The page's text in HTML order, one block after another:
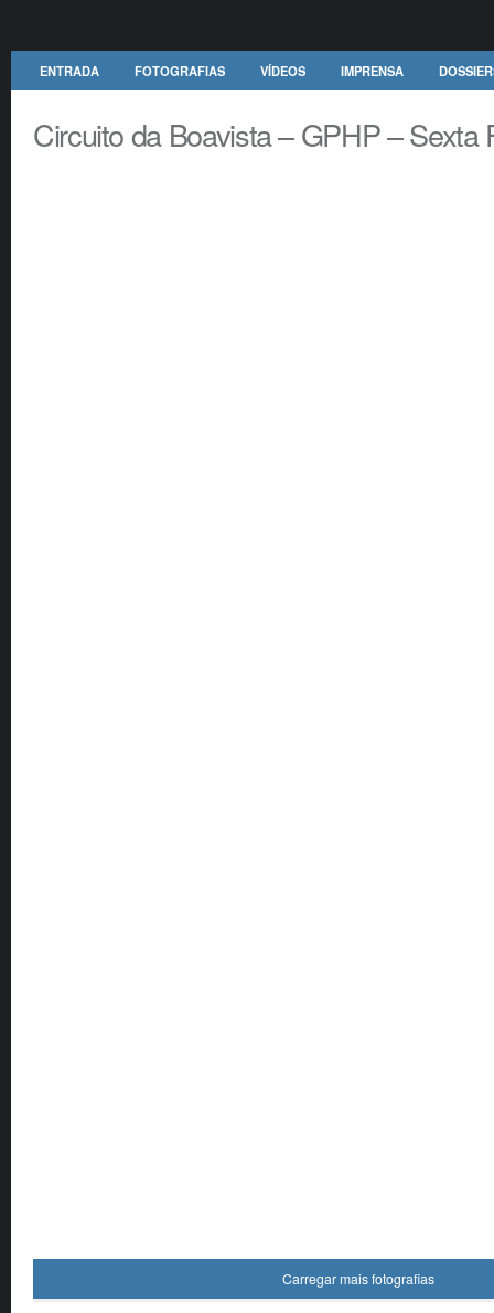
ENTRADA FOTOGRAFIAS VÍDEOS IMPRENSA
Circuito da Boavista – GPHP – Sexta
Carregar mais fotografias